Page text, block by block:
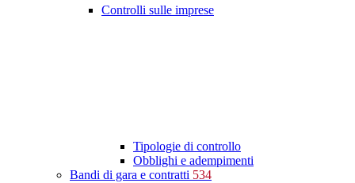
Controlli sulle imprese
Tipologie di controllo
Obblighi e adempimenti
Bandi di gara e contratti 534